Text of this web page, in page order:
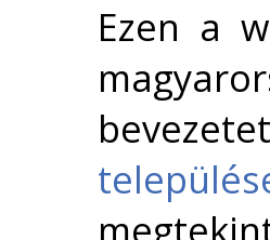
Ezen a